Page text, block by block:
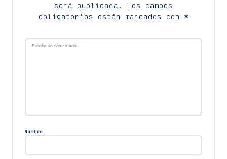
será publicada.
Los campos
obligatorios están marcados con *
Nombre